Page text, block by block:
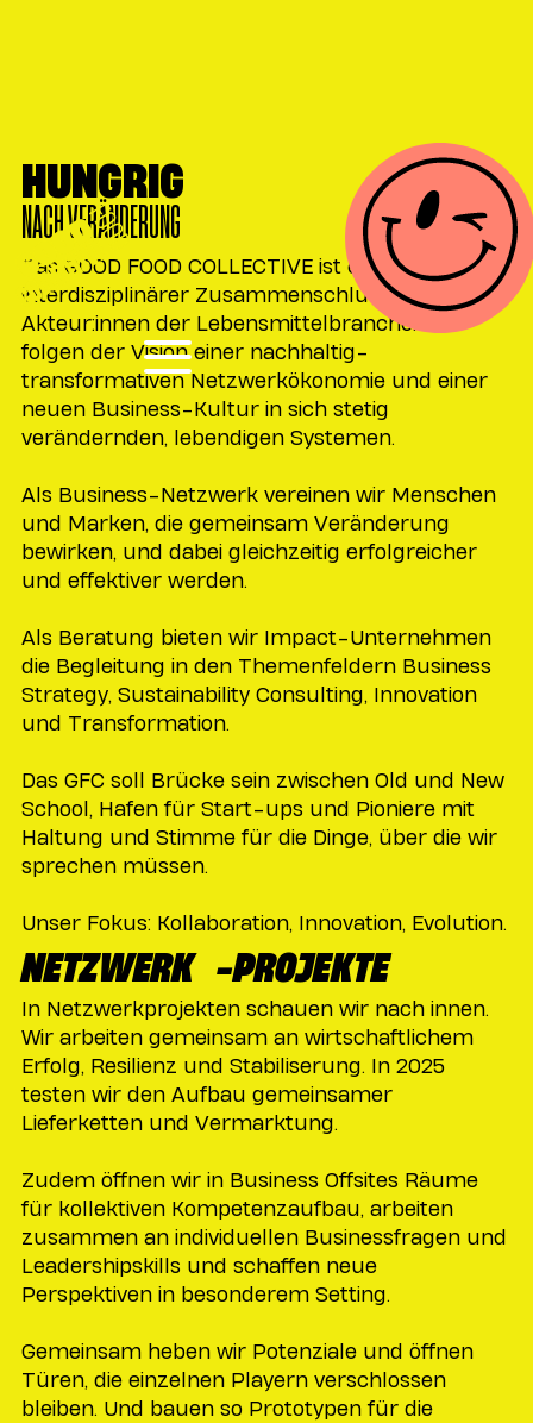
HUNGRIG
NACH VERÄNDERUNG
Das GOOD FOOD COLLECTIVE ist ein
interdisziplinärer Zusammenschluss von
Akteur:innen der Lebensmittelbranche. Wir
folgen der Vision einer nachhaltig-
transformativen Netzwerkökonomie und einer
neuen Business-Kultur in sich stetig
verändernden, lebendigen Systemen.
Als Business-Netzwerk vereinen wir Menschen
und Marken, die gemeinsam Veränderung
bewirken, und dabei gleichzeitig erfolgreicher
und effektiver werden.
Als Beratung bieten wir Impact-Unternehmen
die Begleitung in den Themenfeldern Business
Strategy, Sustainability Consulting, Innovation
und Transformation.
Das GFC soll Brücke sein zwischen Old und New
School, Hafen für Start-ups und Pioniere mit
Haltung und Stimme für die Dinge, über die wir
sprechen müssen.
Unser Fokus: Kollaboration, Innovation, Evolution.
NETZWERK -PROJEKTE
In Netzwerkprojekten schauen wir nach innen.
Wir arbeiten gemeinsam an wirtschaftlichem
Erfolg, Resilienz und Stabiliserung. In 2025
testen wir den Aufbau gemeinsamer
Lieferketten und Vermarktung.
Zudem öffnen wir in Business Offsites Räume
für kollektiven Kompetenzaufbau, arbeiten
zusammen an individuellen Businessfragen und
Leadershipskills und schaffen neue
Perspektiven in besonderem Setting.
Gemeinsam heben wir Potenziale und öffnen
Türen, die einzelnen Playern verschlossen
bleiben. Und bauen so Prototypen für die